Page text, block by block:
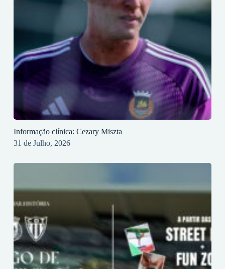
Informação clínica: Cezary Miszta
31 de Julho, 2026